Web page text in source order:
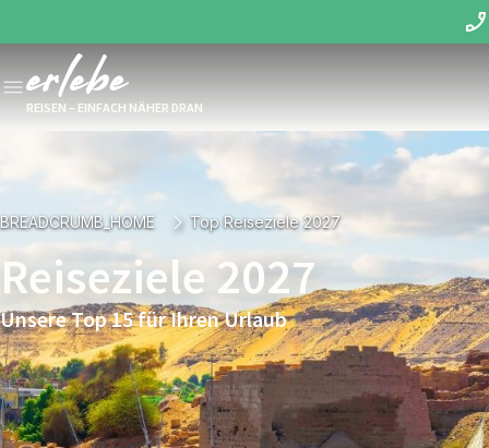
REISEN – EINFACH NÄHER DRAN
BREADCRUMB_HOME Top Reiseziele 2027
Reiseziele 2027
Unsere Top 15 für Ihren Urlaub